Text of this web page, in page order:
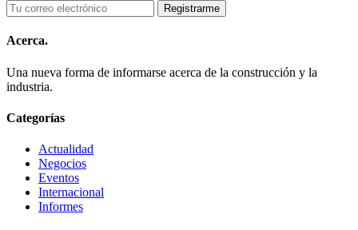
Acerca.
Una nueva forma de informarse acerca de la construcción y la
industria.
Categorías
Actualidad
Negocios
Eventos
Internacional
Informes